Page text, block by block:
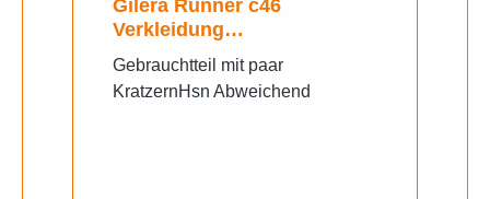
Gilera Runner c46
Verkleidung
Seitenverkleidung
Gebrauchtteil mit paar